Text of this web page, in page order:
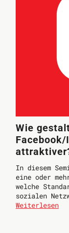
Wie
In diesem
eine oder
welche
sozialen
Weiterlesen